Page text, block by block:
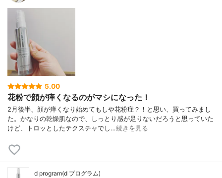
5.00
花粉で顔が痒くなるのがマシになった！
2月後半、顔が痒くなり始めてもしや花粉症？！と思い、買ってみまし
た。かなりの乾燥肌なので、しっとり感が足りないだろうと思っていた
けど、トロッとしたテクスチャでし…続きを見る
d program(d プログラム)